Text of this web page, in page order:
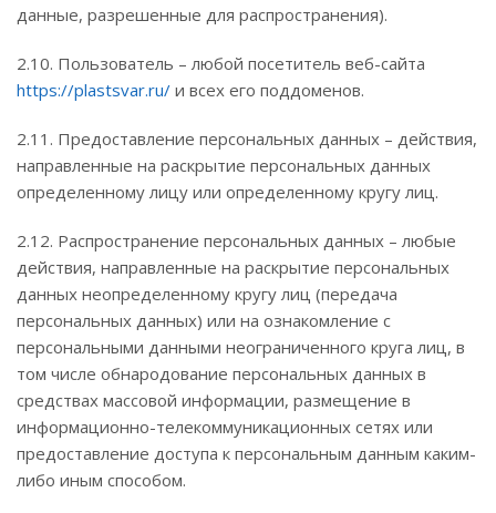
данные, разрешенные для распространения).
2.10. Пользователь – любой посетитель веб-сайта
https://plastsvar.ru/ и всех его поддоменов.
2.11. Предоставление персональных данных – действия,
направленные на раскрытие персональных данных
определенному лицу или определенному кругу лиц.
2.12. Распространение персональных данных – любые
действия, направленные на раскрытие персональных
данных неопределенному кругу лиц (передача
персональных данных) или на ознакомление с
персональными данными неограниченного круга лиц, в
том числе обнародование персональных данных в
средствах массовой информации, размещение в
информационно-телекоммуникационных сетях или
предоставление доступа к персональным данным каким-
либо иным способом.